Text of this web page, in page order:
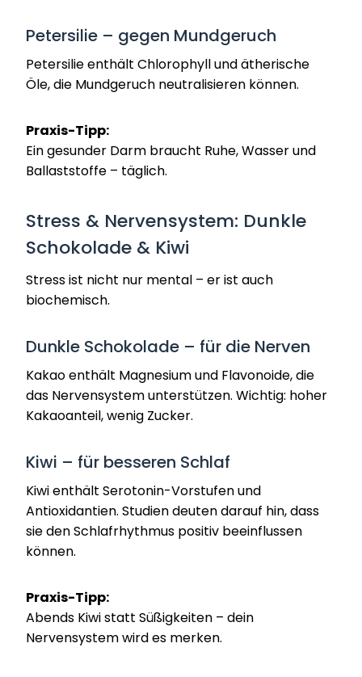
Petersilie – gegen Mundgeruch
Petersilie enthält Chlorophyll und ätherische
Öle, die Mundgeruch neutralisieren können.
Praxis-Tipp:
Ein gesunder Darm braucht Ruhe, Wasser und
Ballaststoffe – täglich.
Stress & Nervensystem: Dunkle
Schokolade & Kiwi
Stress ist nicht nur mental – er ist auch
biochemisch.
Dunkle Schokolade – für die Nerven
Kakao enthält Magnesium und Flavonoide, die
das Nervensystem unterstützen. Wichtig: hoher
Kakaoanteil, wenig Zucker.
Kiwi – für besseren Schlaf
Kiwi enthält Serotonin-Vorstufen und
Antioxidantien. Studien deuten darauf hin, dass
sie den Schlafrhythmus positiv beeinflussen
können.
Praxis-Tipp:
Abends Kiwi statt Süßigkeiten – dein
Nervensystem wird es merken.